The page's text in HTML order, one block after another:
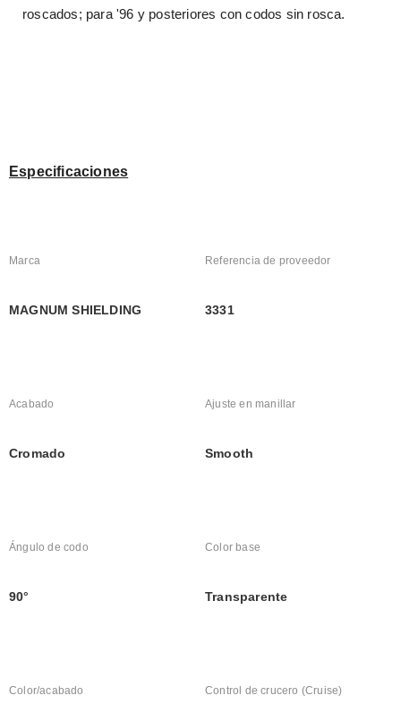
roscados; para '96 y posteriores con codos sin rosca.
Especificaciones
Marca
MAGNUM SHIELDING
Referencia de proveedor
3331
Acabado
Cromado
Ajuste en manillar
Smooth
Ángulo de codo
90°
Color base
Transparente
Color/acabado Control de crucero (Cruise)